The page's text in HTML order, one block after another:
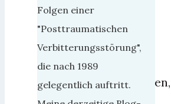
ein
paar
geschrieben,
diese
Folgen einer
"Posttraumatischen
Verbitterungsstörung",
die nach 1989
gelegentlich auftritt.